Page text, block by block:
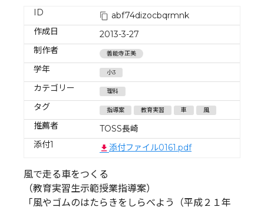
ID
abf74dizocbqrmnk
作成日
2013-3-27
制作者
善能寺正美
学年 小3
カテゴリー 理科
タグ 指導案 教育実習 車 風
推薦者
TOSS長崎
添付1
添付ファイル0161.pdf
風で走る車をつくる
（教育実習生示範授業指導案）
「風やゴムのはたらきをしらべよう（平成２１年